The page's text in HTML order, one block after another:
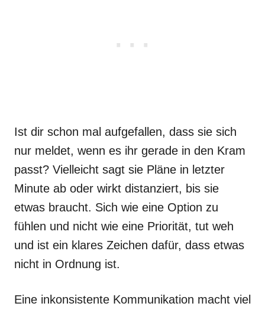
Ist dir schon mal aufgefallen, dass sie sich
nur meldet, wenn es ihr gerade in den Kram
passt? Vielleicht sagt sie Pläne in letzter
Minute ab oder wirkt distanziert, bis sie
etwas braucht. Sich wie eine Option zu
fühlen und nicht wie eine Priorität, tut weh
und ist ein klares Zeichen dafür, dass etwas
nicht in Ordnung ist.
Eine inkonsistente Kommunikation macht viel